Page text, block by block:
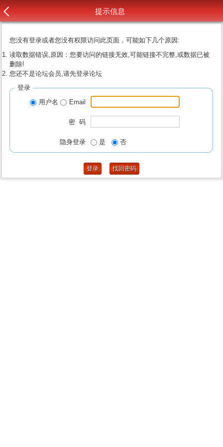
提示信息
您没有登录或者您没有权限访问此页面，可能如下几个原因:
读取数据错误,原因：您要访问的链接无效,可能链接不完整,或数据已被
删除!
您还不是论坛会员,请先登录论坛
登录
用户名
Email
密 码
隐身登录 是 否